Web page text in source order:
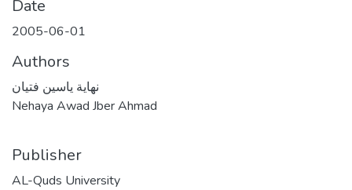
Date
2005-06-01
Authors
نهاية ياسين فتيان
Nehaya Awad Jber Ahmad
Publisher
AL-Quds University